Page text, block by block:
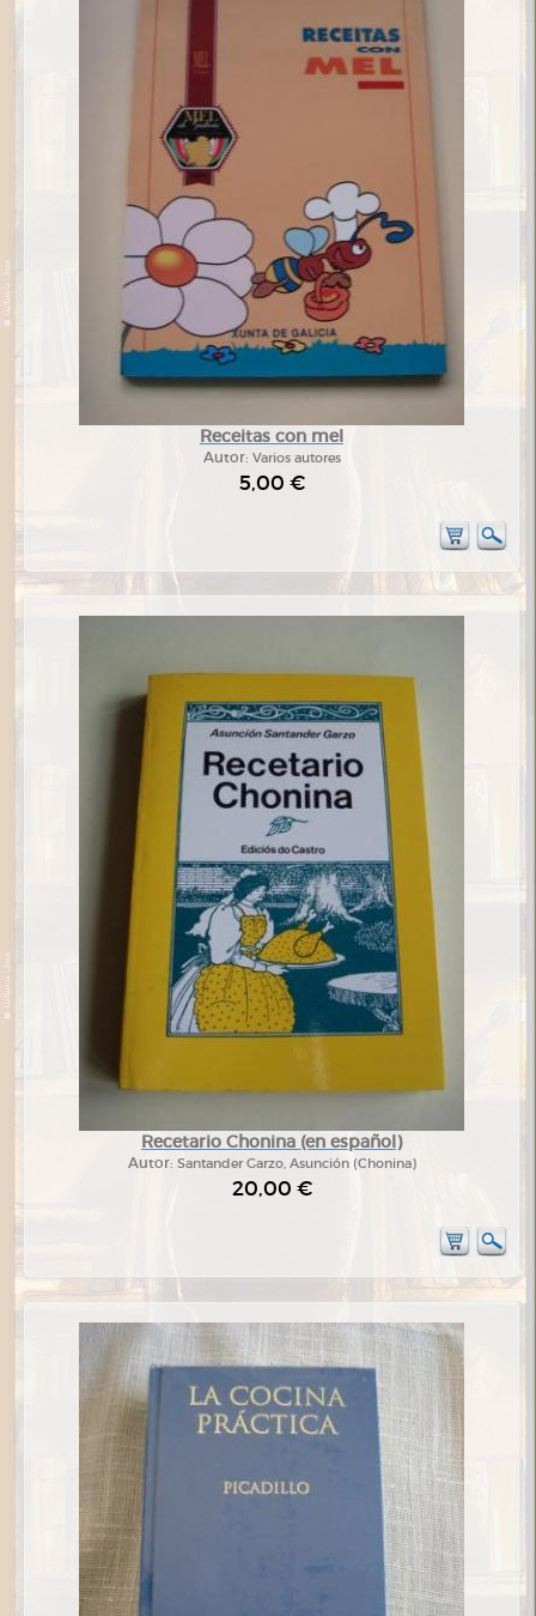
Receitas con mel
Autor: Varios autores
5,00 €
Recetario Chonina (en español)
Autor: Santander Garzo, Asunción (Chonina)
20,00 €